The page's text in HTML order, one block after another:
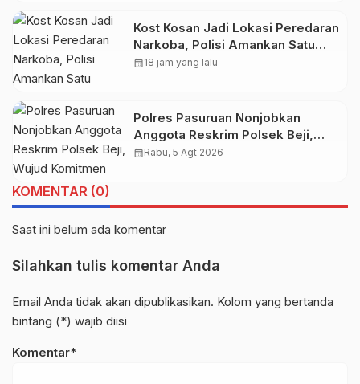
Kost Kosan Jadi Lokasi Peredaran
Narkoba, Polisi Amankan Satu
Pengedar
calendar_month18 jam yang lalu
Polres Pasuruan Nonjobkan
Anggota Reskrim Polsek Beji,
Wujud Komitmen Transparansi
calendar_monthRabu, 5 Agt 2026
KOMENTAR (0)
Saat ini belum ada komentar
Silahkan tulis komentar Anda
Email Anda tidak akan dipublikasikan. Kolom yang bertanda
bintang (*) wajib diisi
Komentar*